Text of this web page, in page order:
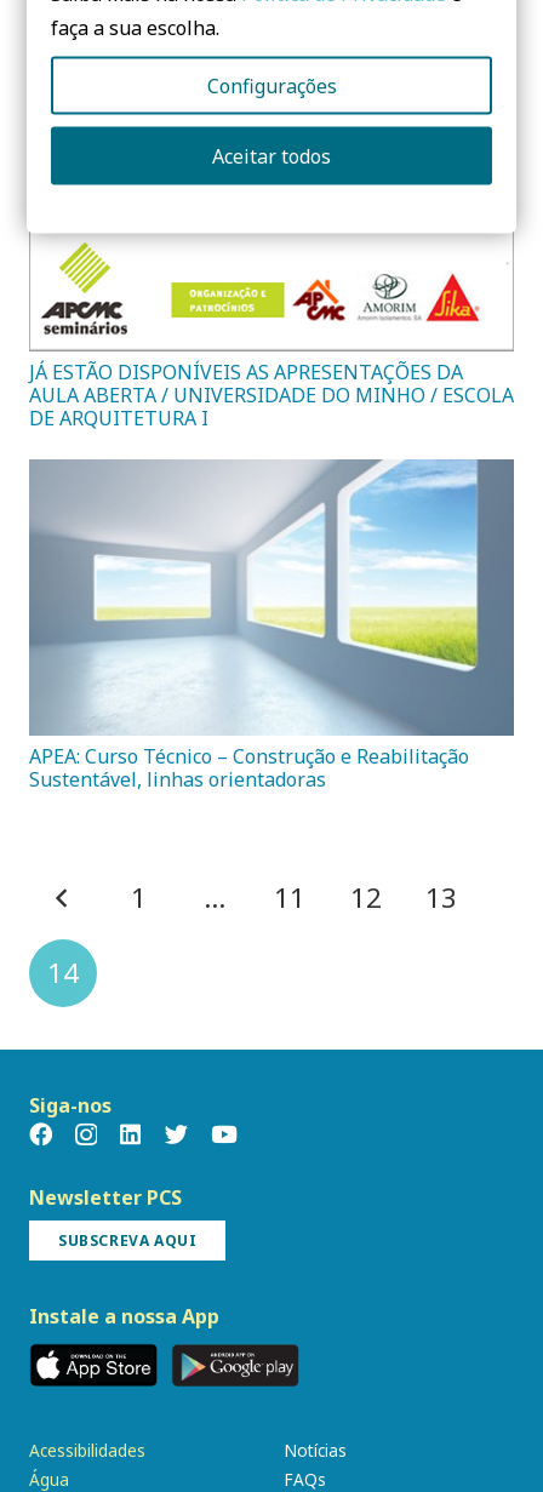
Já estão disponíveis apresentações de AULA ABERTA
I UNIVERSIDADE DE ÉVORA
JÁ ESTÃO DISPONÍVEIS AS APRESENTAÇÕES DA
AULA ABERTA / UNIVERSIDADE DO MINHO / ESCOLA
DE ARQUITETURA I
APEA: Curso Técnico – Construção e Reabilitação
Sustentável, linhas orientadoras
1 … 11 12 13
14
Siga-nos
Newsletter PCS
SUBSCREVA AQUI
Instale a nossa App
Acessibilidades
Água
Notícias
FAQs
faça a sua escolha.
Configurações
Aceitar todos